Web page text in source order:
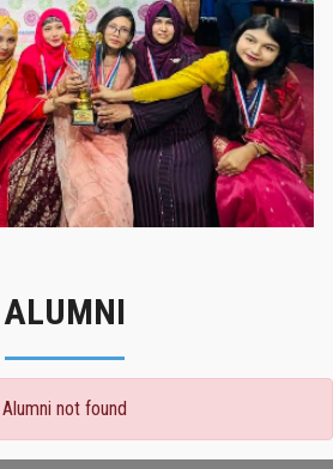
গৌরবের মুহূর্ত
ALUMNI
Alumni not found